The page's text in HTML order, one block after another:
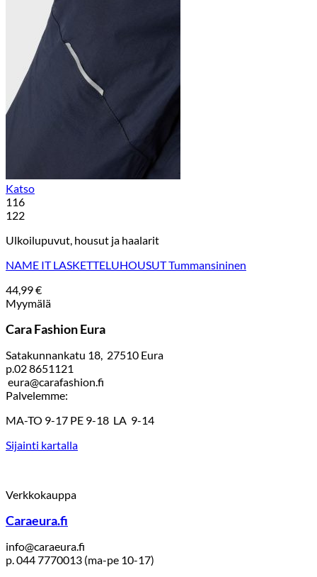
Katso
116
122
Ulkoilupuvut, housut ja haalarit
NAME IT LASKETTELUHOUSUT Tummansininen
44,99€
Myymälä
Cara Fashion Eura
Satakunnankatu 18, 27510 Eura
p.02 8651121
eura@carafashion.fi
Palvelemme:
MA-TO 9-17 PE 9-18 LA 9-14
Sijainti kartalla
Verkkokauppa
Caraeura.fi
info@caraeura.fi
p. 044 7770013 (ma-pe 10-17)